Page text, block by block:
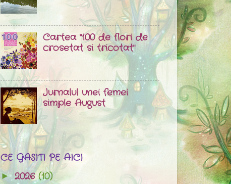
Cartea "100 de flori de
crosetat si tricotat"
Jurnalul unei femei
simple August
CE GASITI PE AICI
► 2026(10)